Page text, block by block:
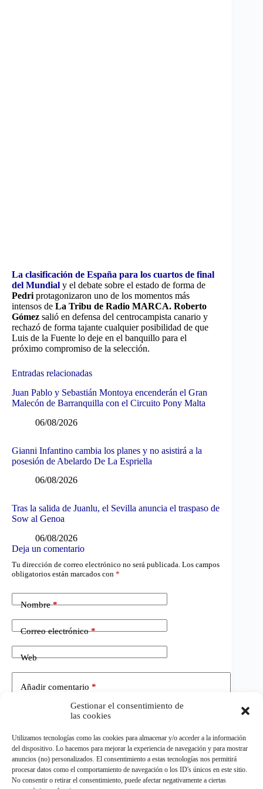
Gestionar el consentimiento de
las cookies
Utilizamos tecnologías como las cookies para almacenar y/o acceder a la información
del dispositivo. Lo hacemos para mejorar la experiencia de navegación y para mostrar
anuncios (no) personalizados. El consentimiento a estas tecnologías nos permitirá
procesar datos como el comportamiento de navegación o los ID's únicos en este sitio.
No consentir o retirar el consentimiento, puede afectar negativamente a ciertas
La clasificación de España para los cuartos de final
del Mundial y el debate sobre el estado de forma de
Pedri protagonizaron uno de los momentos más
intensos de La Tribu de Radio MARCA. Roberto
Gómez salió en defensa del centrocampista canario y
rechazó de forma tajante cualquier posibilidad de que
Luis de la Fuente lo deje en el banquillo para el
próximo compromiso de la selección.
Entradas relacionadas
Juan Pablo y Sebastián Montoya encenderán el Gran
Malecón de Barranquilla con el Circuito Pony Malta
06/08/2026
Gianni Infantino cambia los planes y no asistirá a la
posesión de Abelardo De La Espriella
06/08/2026
Tras la salida de Juanlu, el Sevilla anuncia el traspaso de
Sow al Genoa
06/08/2026
Deja un comentario
Tu dirección de correo electrónico no será publicada. Los campos
obligatorios están marcados con *
Nombre*
Correo electrónico*
Web
Añadir comentario *